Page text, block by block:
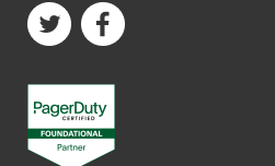
で、ご利用開始の際にはお役
こちら製品ツアー（英語）
utyの認定資格の一つである
クティショナー」の日本語で
2025年12月31日までの期間